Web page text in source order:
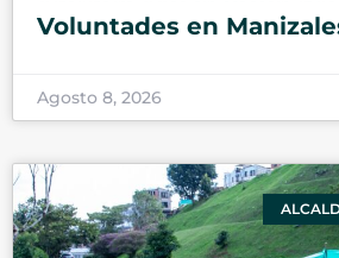
Voluntades en
Agosto 8, 2026